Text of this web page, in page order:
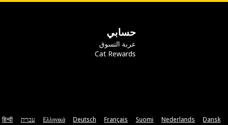
حسابي
عربة التسوق
Cat Rewards
Dansk
Nederlands
Suomi
Français
Deutsch
Ελληνικά עברית हिन्दी